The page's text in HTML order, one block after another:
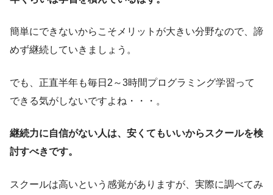
簡単にできないからこそメリットが大きい分野なので、諦
めず継続していきましょう。
でも、正直半年も毎日2～3時間プログラミング学習って
できる気がしないですよね・・・。
継続力に自信がない人は、安くてもいいからスクールを検
討すべきです。
スクールは高いという感覚がありますが、実際に調べてみ